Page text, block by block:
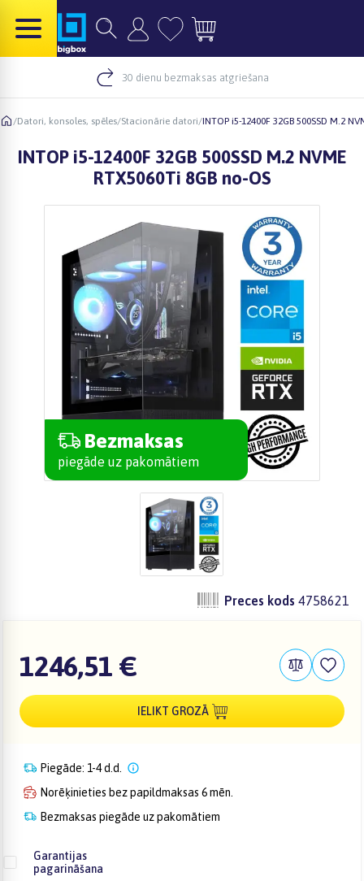
30 dienu bezmaksas atgriešana
/Datori, konsoles, spēles/Stacionārie datori/INTOP i5-12400F 32GB 500SSD M.2
INTOP i5-12400F 32GB 500SSD M.2 NVME
RTX5060Ti 8GB no-OS
Bezmaksas
piegāde uz pakomātiem
Preces kods 4758621
1246,51 €
IELIKT GROZĀ
Piegāde: 1-4 d.d.
Norēķinieties bez papildmaksas 6 mēn.
Bezmaksas piegāde uz pakomātiem
Garantijas
pagarināšana